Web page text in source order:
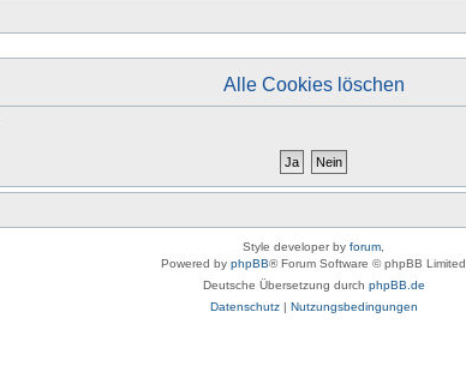
Alle Cookies löschen
Style developer by forum
Powered by phpBB® Forum Software © phpBB Limited
Deutsche Übersetzung durch phpBB.de
Datenschutz| Nutzungsbedingungen